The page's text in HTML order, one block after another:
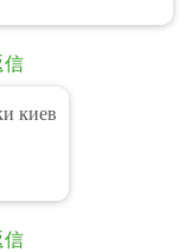
信
киев
信